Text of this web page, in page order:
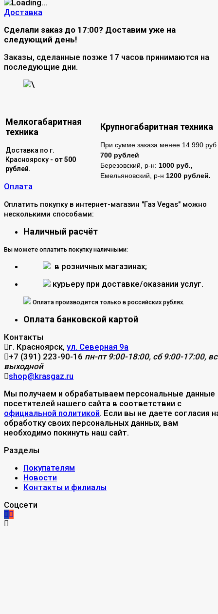
Доставка
Сделали заказ до 17:00? Доставим уже на
следующий день!
Заказы, сделанные позже 17 часов принимаются на
последующие дни.
\
Мелкогабаритная
техника
Крупногабаритная техника
Доставка по г.
Красноярску - от 500
рублей.
При сумме заказа менее 14 990 руб
700 рублей
Березовский, р-н: 1000 руб.,
Емельяновский, р-н 1200 рублей.
Оплата
Оплатить покупку в интернет-магазин "Газ Vegas" можно
несколькими способами:
Наличный расчёт
Вы можете оплатить покупку наличными:
в розничных магазинах;
курьеру при доставке/оказании услуг.
Оплата производится только в российских рублях.
Оплата банковской картой
Контакты
г. Красноярск, ул. Северная 9а
+7 (391) 223-90-16 пн-пт 9:00-18:00, сб 9:00-17:00,
выходной
shop@krasgaz.ru
Мы получаем и обрабатываем персональные данные
посетителей нашего сайта в соответствии с
официальной политикой. Если вы не даете согласия
обработку своих персональных данных, вам
необходимо покинуть наш сайт.
Разделы
Покупателям
Новости
Контакты и филиалы
Соцсети